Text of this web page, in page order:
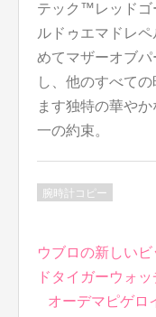
テック™レッドゴ
ルドゥエマドレ
めてマザーオブ
し、他のすべて
ます独特の華や
一の約束。
腕時計コピー
投
稿
ナ
ウブロの新しい
ドタイガーウォッ
オーデマピゲロ